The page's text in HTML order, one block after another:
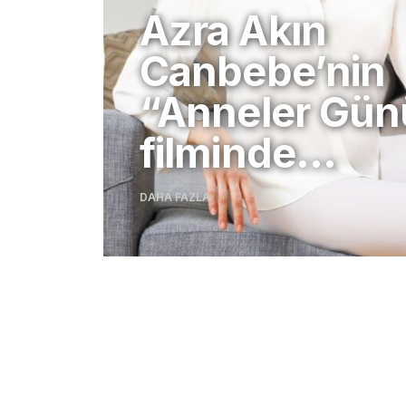
Azra Akın
Canbebe’nin
“Anneler
filminde…
DAHA FAZLA